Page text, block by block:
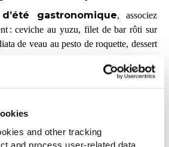
and other tracking
and process user-related data,
gastronomique, associez
: ceviche au yuzu, filet de bar rôti sur
de veau au pesto de roquette, dessert
acidulées et croquantes pour suivre les
en maîtrisant vos coûts.​
pour brasserie ou